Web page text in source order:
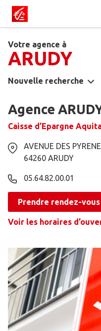
Votre agence à
ARUDY
Nouvelle recherche
Agence
Caisse d’Epargne
AVENUE DES
64260 ARUDY
05.64.82.00.01
Prendre rendez-vous
Voir les horaires